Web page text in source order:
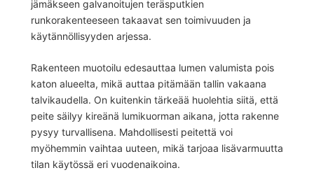
jämäkseen galvanoitujen teräsputkien
runkorakenteeseen takaavat sen toimivuuden ja
käytännöllisyyden arjessa.
Rakenteen muotoilu edesauttaa lumen valumista pois
katon alueelta, mikä auttaa pitämään tallin vakaana
talvikaudella. On kuitenkin tärkeää huolehtia siitä, että
peite säilyy kireänä lumikuorman aikana, jotta rakenne
pysyy turvallisena. Mahdollisesti peitettä voi
myöhemmin vaihtaa uuteen, mikä tarjoaa lisävarmuutta
tilan käytössä eri vuodenaikoina.